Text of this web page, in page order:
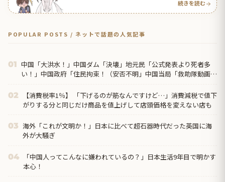
続きを読む
POPULAR POSTS / ネットで話題の人気記事
01 中国「大洪水！」中国ダム「決壊」地元民「公式発表より死者多
い！」中国政府「住民拘束！（安否不明」中国当局「救助隊動画も
02
【消費税率1％】 「下げるのが筋なんですけど…」消費減税で値下
がりする分と同じだけ商品を値上げして店頭価格を変えない店も
03 海外「これが文明か！」日本に比べて超石器時代だった英国に海
外が大騒ぎ
04
「中国人ってこんなに嫌われているの？」日本生活9年目で明かす
本心！